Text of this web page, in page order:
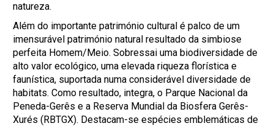
natureza.
Além do importante património cultural é palco de um
imensurável património natural resultado da simbiose
perfeita Homem/Meio. Sobressai uma biodiversidade de
alto valor ecológico, uma elevada riqueza florística e
faunística, suportada numa considerável diversidade de
habitats. Como resultado, integra, o Parque Nacional da
Peneda-Gerês e a Reserva Mundial da Biosfera Gerês-
Xurés (RBTGX). Destacam-se espécies emblemáticas de